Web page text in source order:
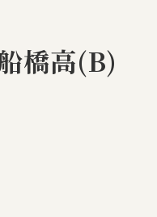
橋高(B)